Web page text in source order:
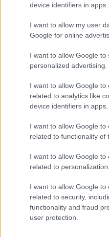
device identifiers in apps.
I want to allow my user
Google for online
I want to allow Google to
personalized advertising.
I want to allow Google to
related to analytics like
device identifiers in apps.
I want to allow Google to
related to functionality of
I want to allow Google to
related to personalization.
I want to allow Google to
related to security,
functionality and fraud
user protection.
NAŠE ČASOPISY